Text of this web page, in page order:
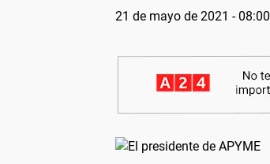
21 de mayo de 2021 - 08:00